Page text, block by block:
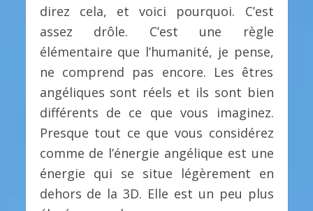
direz cela, et voici pourquoi. C’est
assez drôle. C’est une règle
élémentaire que l’humanité, je pense,
ne comprend pas encore. Les êtres
angéliques sont réels et ils sont bien
différents de ce que vous imaginez.
Presque tout ce que vous considérez
comme de l’énergie angélique est une
énergie qui se situe légèrement en
dehors de la 3D. Elle est un peu plus